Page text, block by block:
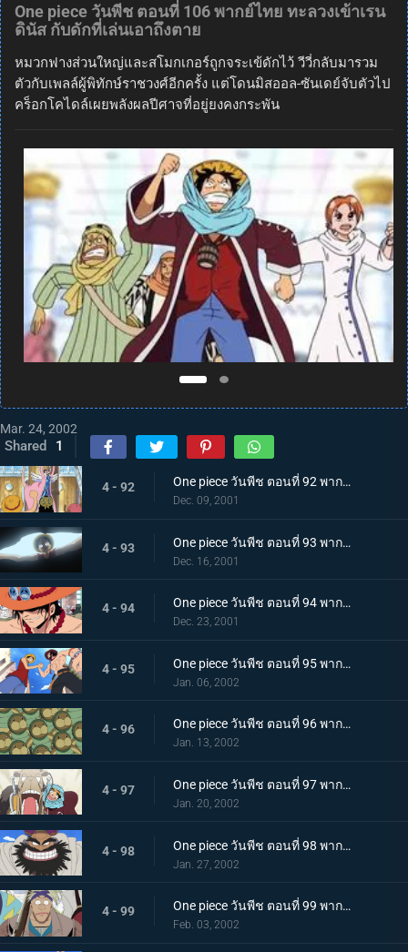
One piece วันพีช ตอนที่ 106 พากย์ไทย ทะลวงเข้าเรน
ดินัส กับดักที่เล่นเอาถึงตาย
หมวกฟางส่วนใหญ่และสโมกเกอร์ถูกจระเข้ดักไว้ วีวี่กลับมารวม
ตัวกับเพลล์ผู้พิทักษ์ราชวงศ์อีกครั้ง แต่โดนมิสออล-ซันเดย์จับตัวไป
คร็อกโคไดล์เผยพลังผลปีศาจที่อยู่ยงคงกระพัน
Mar. 24, 2002
Shared 1
4 - 92 One piece วันพีช ตอนที่ 92 พากย์ไทย วีรบุรุษแห่งอลาบัสต้า และกะเทยสาวนักบัลเล่ต์สุดสวย
Dec. 09, 2001
4 - 93 One piece วันพีช ตอนที่ 93 พากย์ไทย มุ่งสู่เมืองแห่งทราย กองกำลังทหารปฏิวัติและผงเรียกฝน!
Dec. 16, 2001
4 - 94 One piece วันพีช ตอนที่ 94 พากย์ไทย การพบกันอีกครั้งของเหล่าฮีโร นามนั้นคือเอสหมัดเพลิง!
Dec. 23, 2001
4 - 95 One piece วันพีช ตอนที่ 95 พากย์ไทย เอสและลูฟี่ ความทรงจำอันแสนเร่าร้อน และบาดแผลของสองพี่น้อง
Jan. 06, 2002
4 - 96 One piece วันพีช ตอนที่ 96 พากย์ไทย เอลุมารุ เมืองแห่งสีเขียว และพะยูนกังฟู
Jan. 13, 2002
4 - 97 One piece วันพีช ตอนที่ 97 พากย์ไทย การผจญภัยในอาณาจักรแห่งทราย ปีศาจบนแผ่นดินอันแสนร้อนระอุ
Jan. 20, 2002
4 - 98 One piece วันพีช ตอนที่ 98 พากย์ไทย กลุ่มโจรสลัดแห่งทะเลทรายปรากฏกาย เหล่าบุรุษผู้มีชีวิตอย่างเสรี
Jan. 27, 2002
4 - 99 One piece วันพีช ตอนที่ 99 พากย์ไทย ความมุ่งมั่นจอมปลอม หัวใจของทหารกองกำลังปฏิวัติ คามิล
Feb. 03, 2002